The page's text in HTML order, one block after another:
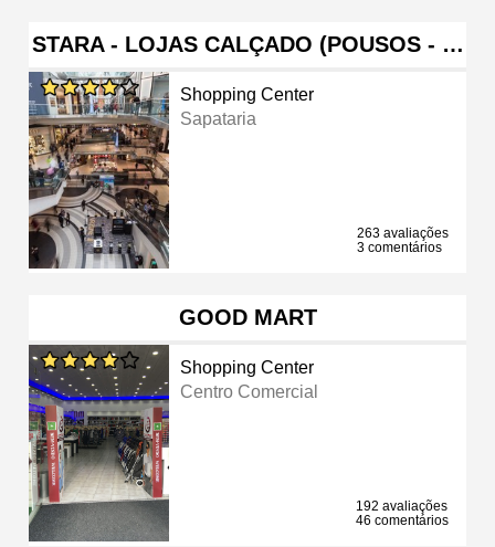
STARA - LOJAS CALÇADO (POUSOS - …
Shopping Center
Sapataria
263 avaliações
3 comentários
GOOD MART
Shopping Center
Centro Comercial
192 avaliações
46 comentários